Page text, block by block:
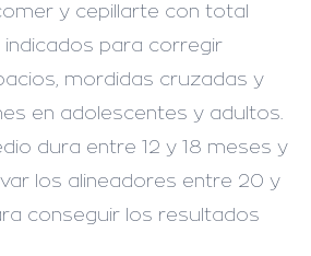
y cepillarte con total
indicados para corregir
mordidas cruzadas y
en adolescentes y adultos.
dura entre 12 y 18 meses y
los alineadores entre 20 y
conseguir los resultados